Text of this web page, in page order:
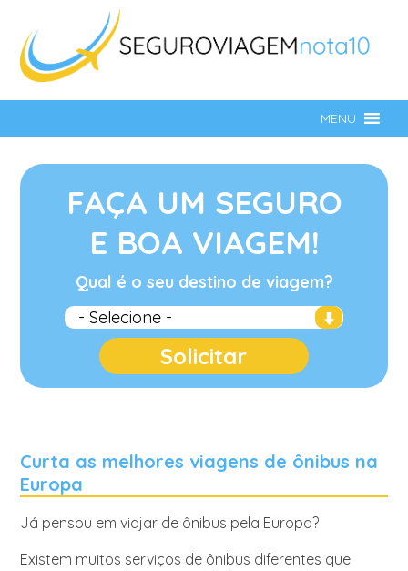
MENU
FAÇA UM SEGURO
E BOA VIAGEM!
Qual é o seu destino de viagem?
Solicitar
Curta as melhores viagens de ônibus na
Europa
Já pensou em viajar de ônibus pela Europa?
Existem muitos serviços de ônibus diferentes que